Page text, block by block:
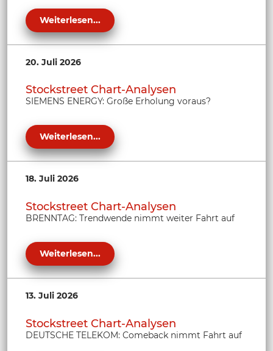
Weiterlesen...
20. Juli 2026
Stockstreet Chart-Analysen
SIEMENS ENERGY: Große Erholung voraus?
Weiterlesen...
18. Juli 2026
Stockstreet Chart-Analysen
BRENNTAG: Trendwende nimmt weiter Fahrt auf
Weiterlesen...
13. Juli 2026
Stockstreet Chart-Analysen
DEUTSCHE TELEKOM: Comeback nimmt Fahrt auf